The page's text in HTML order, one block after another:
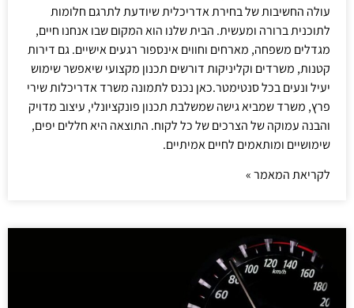
עולה החשיבות של בחירת אדריכלית שיודעת לתרגם חלומות
לתוכנית ברורה ומעשית. הבית שלנו הוא המקום שבו אנחנו חיים,
מגדלים משפחה, מארחים וחווים אינספור רגעים אישיים. גם דירות
קטנות, משרדים וקליניקות דורשים תכנון מקצועי שיאפשר שימוש
יעיל ונעים בכל סנטימטר.כאן נכנס לתמונה משרד אדריכלות שירי
פרץ, משרד שמביא גישה שמשלבת תכנון פונקציונלי, עיצוב מדויק
והבנה עמוקה של הצרכים של כל לקוח. התוצאה היא חללים יפים,
שימושיים ומותאמים לחיים אמיתיים.
לקריאת המאמר »